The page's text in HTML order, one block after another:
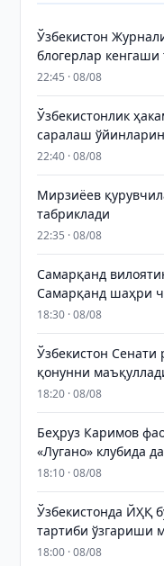
Ўзбекистон
блогерлар кенгаши
22:45 · 08/08
Ўзбекистонлик
саралаш
22:40 · 08/08
Мирзиёев
табриклади
22:35 · 08/08
Самарқанд
Самарқанд шаҳри
18:30 · 08/08
Ўзбекистон Сенати
қонунни
18:20 · 08/08
Беҳруз Каримов
«Лугано» клубида
18:10 · 08/08
Ўзбекистонда ЙҲҚ
тартиби ўзгариши
18:00 · 08/08